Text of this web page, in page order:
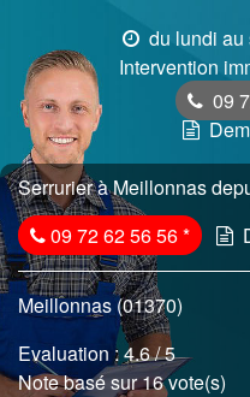
du lundi au
Intervention
09
Serrurier à Meillonnas
09 72 62 56 56*
Meillonnas (01370)
Evaluation :4.6/ 5
Note basé sur 16 vote(s)